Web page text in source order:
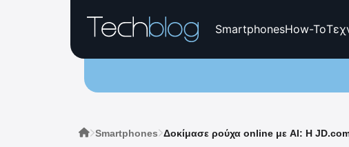
SmartphonesHow-To
Smartphones Δοκίμασε ρούχα online με AI: Η